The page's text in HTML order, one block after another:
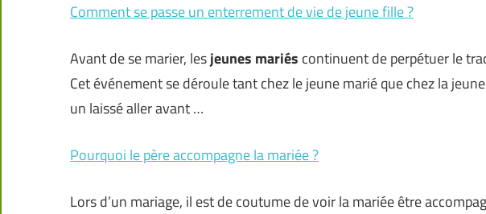
Comment se passe un enterrement de vie de jeune fille ?
Avant de se marier, lesjeunes mariés continuent de perpétuer le
Cet événement se déroule tant chez le jeune marié que chez la
un laissé aller avant …
Pourquoi le père accompagne la mariée ?
Lors d’un mariage, il est de coutume de voir la mariée être